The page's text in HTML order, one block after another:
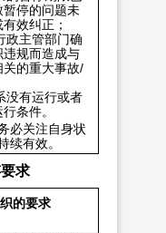
暂停的问题未
效纠正；
政主管部门确
违规而造成与
关的重大事故/
没有运行或者
条件。
必关注自身状
续有效。
求
的要求